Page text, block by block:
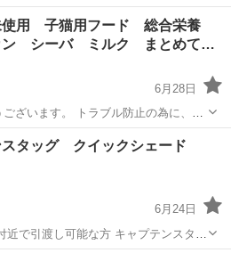
うツーバーナーで、火力も安定して
強いです。 目立った大きな傷やひどい
干の傷...
駅 その他
用 子猫用フード 総合栄養
ン シーバ ミルク まとめて
6月28日
ブル防止の為に、必
ご覧の上、お問い合わせお願いいた
メントについては、返信控えさせて頂
...
駅 その他
スタッグ クイックシェード
6月24日
可能な方 キャプテンスタッ
ッグ付) 組立サイズ: